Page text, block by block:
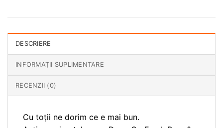
DESCRIERE
INFORMAȚII SUPLIMENTARE
RECENZII (0)
Cu toții ne dorim ce e mai bun.